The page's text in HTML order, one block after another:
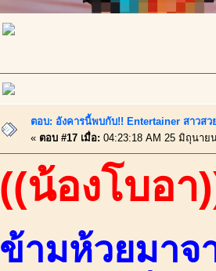
ตอบ: อังคารนี้พบกับ!! Entertainer สาวส
« ตอบ #17 เมื่อ: 04:23:18 AM 25 มิถุนาย
((น้องโบอา
ข้ามห้วยมาจ